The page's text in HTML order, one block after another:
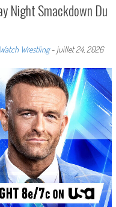
Night Smackdown Du
Watch Wrestling- juillet 24, 2026